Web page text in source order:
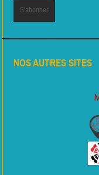
NOS AUTRES SITES